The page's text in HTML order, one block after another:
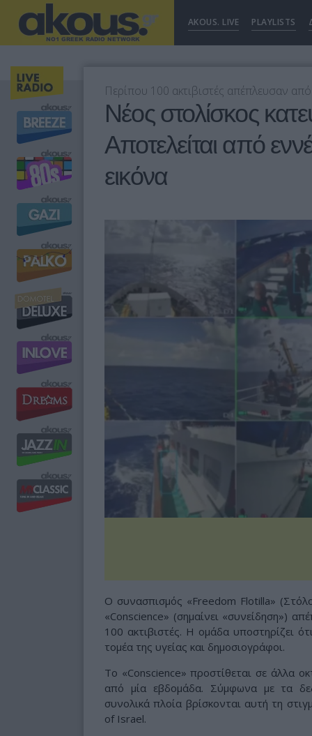
AKOUS. LIVE PLAYLISTS
Περίπου 100 ακτιβιστές απέπλευσαν από
Νέος στολίσκος
Αποτελείται από
εικόνα
Ο συνασπισμός «Freedom Flotilla»
«Conscience» (σημαίνει «συνείδηση»)
100 ακτιβιστές. Η ομάδα υποστηρίζει
τομέα της υγείας και δημοσιογράφοι.
Το «Conscience» προστίθεται σε άλλα
από μία εβδομάδα. Σύμφωνα με τα
συνολικά πλοία βρίσκονται αυτή τη
of Israel.